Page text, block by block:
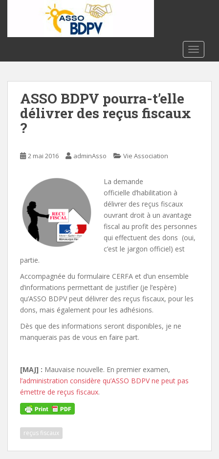
o
ASSO BDPV pourra-t’elle
délivrer des reçus fiscaux
?
2 mai 2016 adminAsso Vie Association
La demande
officielle d’habilitation à
délivrer des reçus fiscaux
ouvrant droit à un avantage
fiscal au profit des personnes
qui effectuent des dons (oui,
c’est le jargon officiel) est
partie.
Accompagnée du formulaire CERFA et d’un ensemble
d’informations permettant de justifier (je l’espère)
qu’ASSO BDPV peut délivrer des reçus fiscaux, pour les
dons, mais également pour les adhésions.
Dès que des informations seront disponibles, je ne
manquerais pas de vous en faire part.
[MAJ] : Mauvaise nouvelle. En premier examen,
l’administration considère qu’ASSO BDPV ne peut pas
émettre de reçus fiscaux.
reçus fiscaux